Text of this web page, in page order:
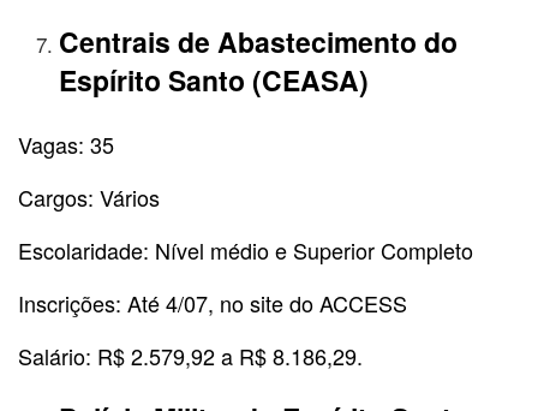
Centrais de Abastecimento do
Espírito Santo (CEASA)
Vagas: 35
Cargos: Vários
Escolaridade: Nível médio e Superior Completo
Inscrições: Até 4/07, no site do ACCESS
Salário: R$ 2.579,92 a R$ 8.186,29.